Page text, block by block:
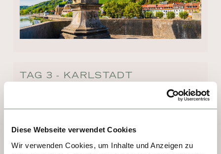
Diese Webseite verwendet Cookies
Wir verwenden Cookies, um Inhalte und Anzeigen zu
TAG 3 - KARLSTADT
Karlstadt wurde im 8. Jahrhundert von den
Großen benannt. Dank seiner Lage am Main
einem wichtigen Handelszentrum und